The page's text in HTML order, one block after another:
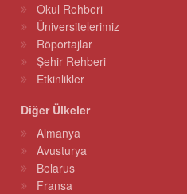
Okul Rehberi
Üniversitelerimiz
Röportajlar
Şehir Rehberi
Etkinlikler
Diğer Ülkeler
Almanya
Avusturya
Belarus
Fransa